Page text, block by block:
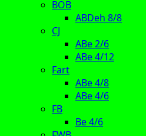
BOB
ABDeh 8/8
CJ
ABe 2/6
ABe 4/12
Fart
ABe 4/8
ABe 4/6
FB
Be 4/6